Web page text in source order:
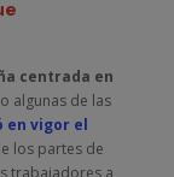
centrada en
algunas de las
en vigor el
los partes de